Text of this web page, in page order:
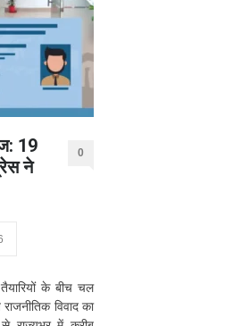
19
ने
0
के बीच चल
विवाद का